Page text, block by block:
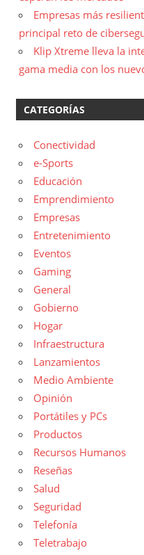
Empresas más
principal reto de
Klip Xtreme lleva la
gama media con los
CATEGORÍAS
Conectividad
e-Sports
Educación
Emprendimiento
Empresas
Entretenimiento
Eventos
Gaming
General
Gobierno
Hogar
Infraestructura
Lanzamientos
Medio Ambiente
Opinión
Portátiles y PCs
Productos
Recursos Humanos
Reseñas
Salud
Seguridad
Telefonía
Teletrabajo